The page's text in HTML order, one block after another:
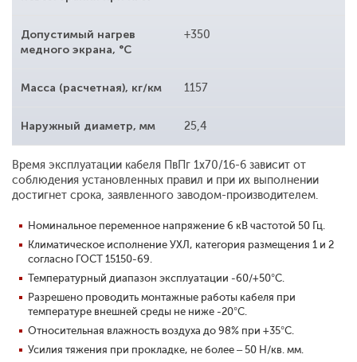
Допустимый нагрев
медного экрана, °С
+350
Масса (расчетная), кг/км 1157
Наружный диаметр, мм 25,4
Время эксплуатации кабеля ПвПг 1x70/16-6 зависит от
соблюдения установленных правил и при их выполнении
достигнет срока, заявленного заводом-производителем.
Номинальное переменное напряжение 6 кВ частотой 50 Гц.
Климатическое исполнение УХЛ, категория размещения 1 и 2
согласно ГОСТ 15150-69.
Температурный диапазон эксплуатации -60/+50°С.
Разрешено проводить монтажные работы кабеля при
температуре внешней среды не ниже -20°С.
Относительная влажность воздуха до 98% при +35°С.
Усилия тяжения при прокладке, не более – 50 Н/кв. мм.